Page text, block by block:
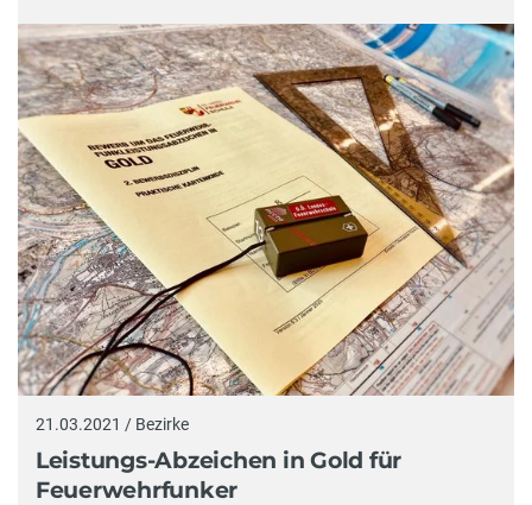
21.03.2021 / Bezirke
Leistungs-Abzeichen in Gold für
Feuerwehrfunker